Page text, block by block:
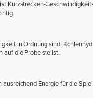
Kurzstrecken-
in Ordnung sind.
auf die Probe stellst.
Energie für die